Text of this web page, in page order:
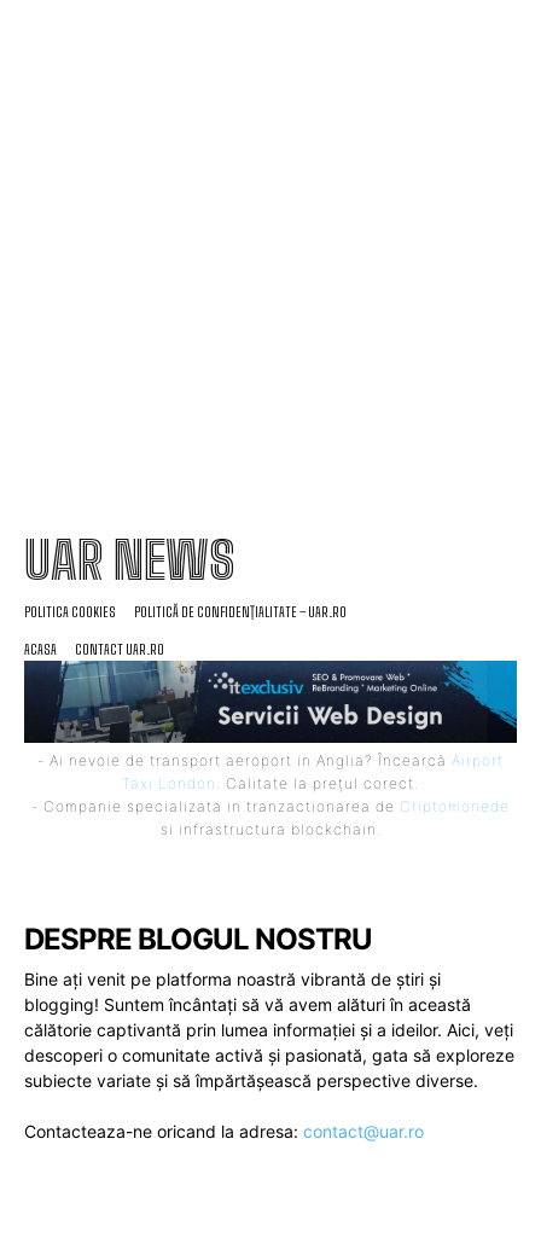
UAR NEWS
POLITICA COOKIES POLITICĂ DE CONFIDENȚIALITATE – UAR.RO
ACASA CONTACT UAR.RO
- Ai nevoie de transport aeroport in Anglia? Încearcă Airport
Taxi London
. Calitate la prețul corect.
- Companie specializata in tranzactionarea de Criptomonede
si infrastructura blockchain.
DESPRE BLOGUL NOSTRU
Bine ați venit pe platforma noastră vibrantă de știri și
blogging! Suntem încântați să vă avem alături în această
călătorie captivantă prin lumea informației și a ideilor. Aici, veți
descoperi o comunitate activă și pasionată, gata să exploreze
subiecte variate și să împărtășească perspective diverse.
Contacteaza-ne oricand la adresa: contact@uar.ro